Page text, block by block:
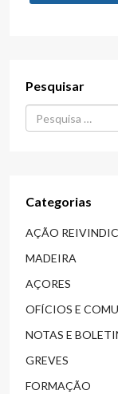
Pesquisar
Procurar...
Categorias
AÇÃO
MADEIRA
AÇORES
OFÍCIOS E
NOTAS E
GREVES
FORMAÇÃO